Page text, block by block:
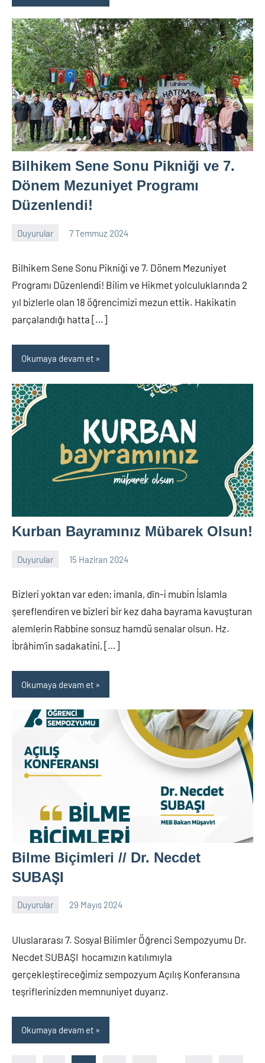
Bilhikem Sene Sonu Pikniği ve 7.
Dönem Mezuniyet Programı
Düzenlendi!
Duyurular 7 Temmuz 2024
nw_bhcenter
Bilhikem Sene Sonu Pikniği ve 7. Dönem Mezuniyet
Programı Düzenlendi! Bilim ve Hikmet yolculuklarında 2
yıl bizlerle olan 18 öğrencimizi mezun ettik. Hakikatin
parçalandığı hatta […]
Okumaya devam et
Kurban Bayramınız Mübarek Olsun!
Duyurular 15 Haziran 2024
nw_bhcenter
Bizleri yoktan var eden; imanla, dîn-i mubin İslamla
şereflendiren ve bizleri bir kez daha bayrama kavuşturan
alemlerin Rabbine sonsuz hamdü senalar olsun. Hz.
İbrâhim’in sadakatini, […]
Okumaya devam et
Bilme Biçimleri // Dr. Necdet
SUBAŞI
Duyurular 29 Mayıs 2024
nw_bhcenter
Uluslararası 7. Sosyal Bilimler Öğrenci Sempozyumu Dr.
Necdet SUBAŞI hocamızın katılımıyla
gerçekleştireceğimiz sempozyum Açılış Konferansına
teşriflerinizden memnuniyet duyarız.
Okumaya devam et